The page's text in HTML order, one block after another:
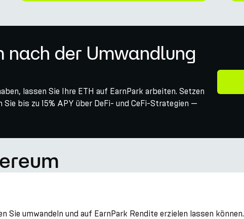
nach der Umwandlung
lassen Sie Ihre ETH auf EarnPark arbeiten. Setzen
bis zu 15% APY über DeFi- und CeFi-Strategien —
umwandeln und auf EarnPark Rendite erzielen lassen können.